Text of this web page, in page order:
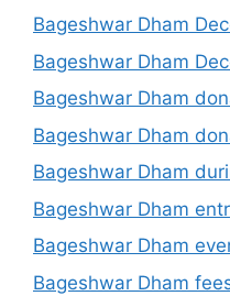
Bageshwar Dham
Bageshwar Dham
Bageshwar Dham
Bageshwar Dham
Bageshwar Dham
Bageshwar Dham
Bageshwar Dham
Bageshwar Dham